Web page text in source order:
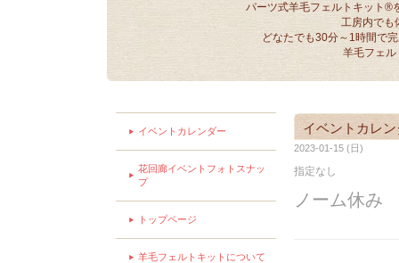
パーツ式羊毛フェルトキット®
工房内でも
どなたでも30分～1時間で
羊毛フェ
イベントカレ
2023-01-15 (日)
指定なし
ノーム休み
イベントカレンダー
花回廊イベントフォトスナッ
プ
トップページ
羊毛フェルトキットについて